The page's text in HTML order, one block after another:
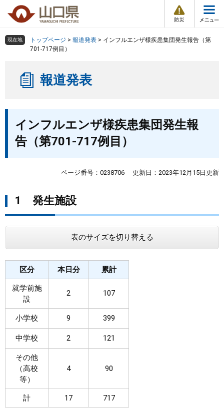
の
ー
情
報
メ
ュ
組織で探す
くらし・環境
しごと・産業・観光
県政情報
検索の仕方 組織で探す
現在地 トップページ > 報道発表 > インフルエンザ様疾患集団発生報告（第
701-717例目）
報道発表
インフルエンザ様疾患集団発生報
告（第701-717例目）
ページ番号：0238706 更新日：2023年12月15日更新
1 発生施設
表のサイズを切り替える
区分 本日分 累計
就学前施
設
2 107
小学校 9 399
中学校 2 121
その他
（高校
等）
4 90
計 17 717